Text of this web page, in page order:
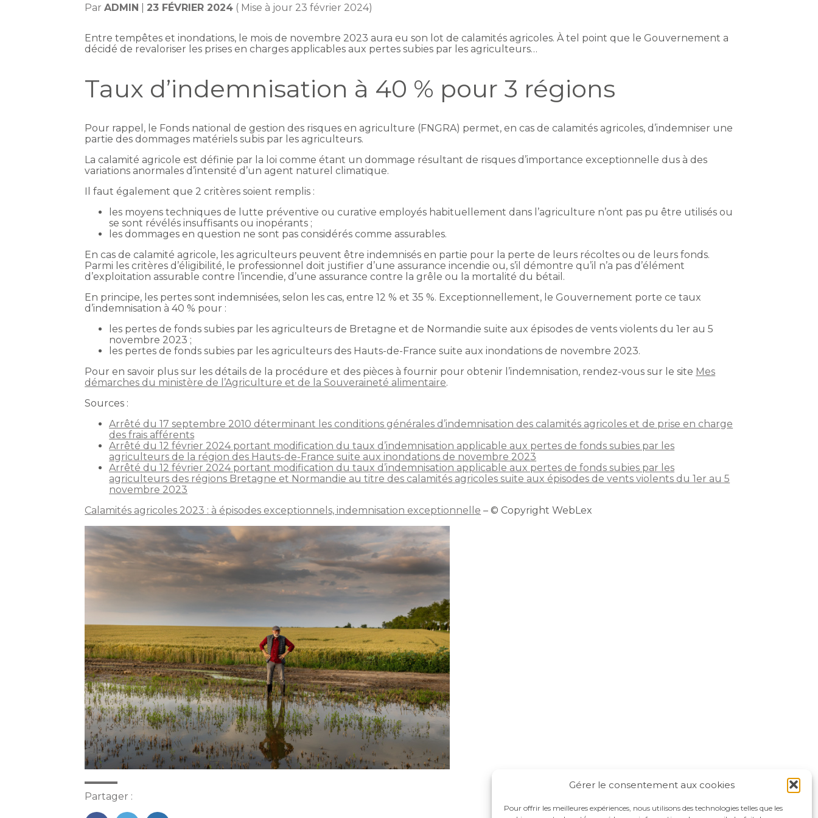
Gérer le consentement aux cookies
Pour offrir les meilleures expériences, nous utilisons des technologies telles que les
ParADMIN 23 FÉVRIER 2024 ( Mise à jour 23 février 2024)
Entre tempêtes et inondations, le mois de novembre 2023 aura eu son lot de calamités agricoles. À tel point que le Gouvernement a
décidé de revaloriser les prises en charges applicables aux pertes subies par les agriculteurs…
Taux d’indemnisation à 40 % pour 3 régions
Pour rappel, le Fonds national de gestion des risques en agriculture (FNGRA) permet, en cas de calamités agricoles, d’indemniser une
partie des dommages matériels subis par les agriculteurs.
La calamité agricole est définie par la loi comme étant un dommage résultant de risques d’importance exceptionnelle dus à des
variations anormales d’intensité d’un agent naturel climatique.
Il faut également que 2 critères soient remplis :
les moyens techniques de lutte préventive ou curative employés habituellement dans l’agriculture n’ont pas pu être utilisés ou
se sont révélés insuffisants ou inopérants ;
les dommages en question ne sont pas considérés comme assurables.
En cas de calamité agricole, les agriculteurs peuvent être indemnisés en partie pour la perte de leurs récoltes ou de leurs fonds.
Parmi les critères d’éligibilité, le professionnel doit justifier d’une assurance incendie ou, s’il démontre qu’il n’a pas d’élément
d’exploitation assurable contre l’incendie, d’une assurance contre la grêle ou la mortalité du bétail.
En principe, les pertes sont indemnisées, selon les cas, entre 12 % et 35 %. Exceptionnellement, le Gouvernement porte ce taux
d’indemnisation à 40 % pour :
les pertes de fonds subies par les agriculteurs de Bretagne et de Normandie suite aux épisodes de vents violents du 1er au 5
novembre 2023 ;
les pertes de fonds subies par les agriculteurs des Hauts-de-France suite aux inondations de novembre 2023.
Pour en savoir plus sur les détails de la procédure et des pièces à fournir pour obtenir l’indemnisation, rendez-vous sur le site Mes
démarches du ministère de l’Agriculture et de la Souveraineté alimentaire.
Sources :
Arrêté du 17 septembre 2010 déterminant les conditions générales d’indemnisation des calamités agricoles et de prise en charge
des frais afférents
Arrêté du 12 février 2024 portant modification du taux d’indemnisation applicable aux pertes de fonds subies par les
agriculteurs de la région des Hauts-de-France suite aux inondations de novembre 2023
Arrêté du 12 février 2024 portant modification du taux d’indemnisation applicable aux pertes de fonds subies par les
agriculteurs des régions Bretagne et Normandie au titre des calamités agricoles suite aux épisodes de vents violents du 1er au 5
novembre 2023
Calamités agricoles 2023 : à épisodes exceptionnels, indemnisation exceptionnelle – © Copyright WebLex
Partager :